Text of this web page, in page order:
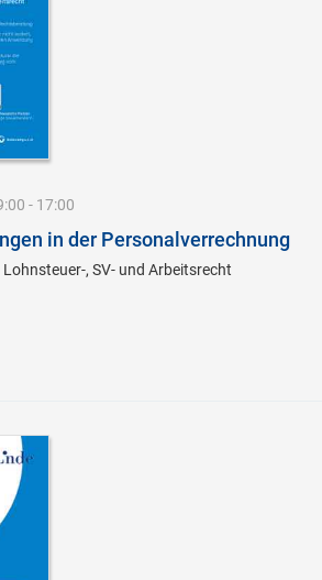
- 17:00
in der Personalverrechnung
, SV- und Arbeitsrecht